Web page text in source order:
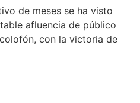
de meses se ha visto
afluencia de público
con la victoria de